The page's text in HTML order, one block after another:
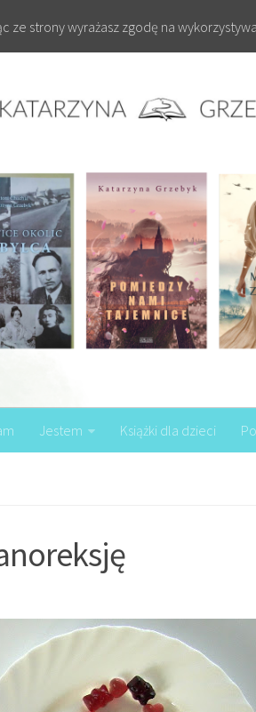
Jestem Książki dla dzieci
ze strony wyrażasz zgodę na